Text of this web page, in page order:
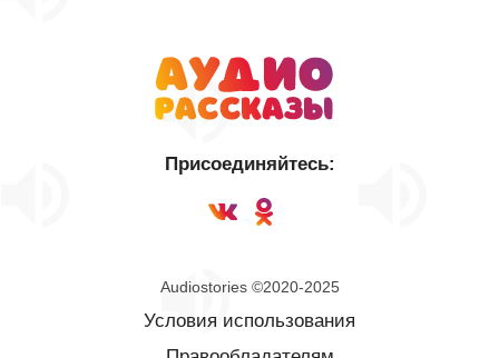
Audiostories ©2020-2025
Условия использования
Присоединяйтесь: